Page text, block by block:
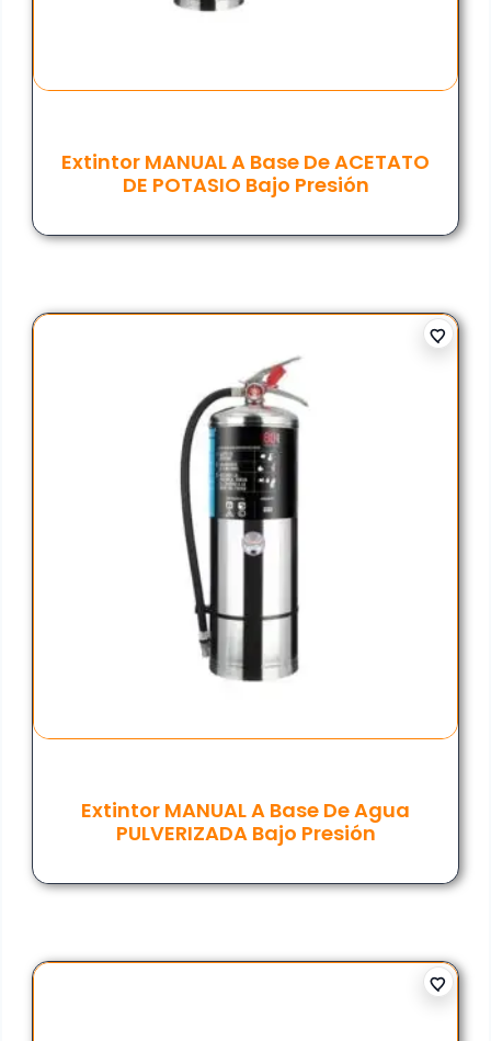
Extintor MANUAL A Base De ACETATO
DE POTASIO Bajo Presión
Extintor MANUAL A Base De Agua
PULVERIZADA Bajo Presión